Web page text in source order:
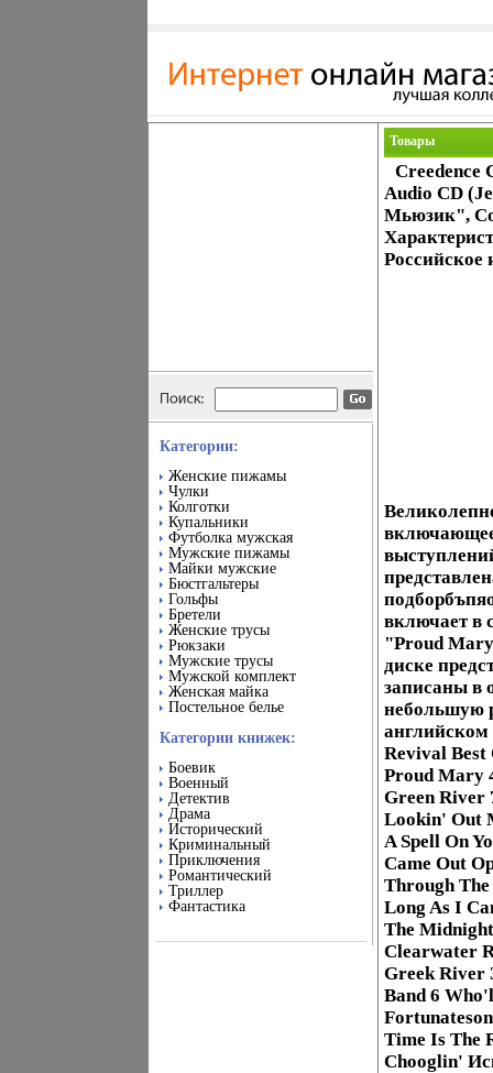
Категории:
Женские пижамы
Чулки
Колготки
Купальники
Футболка мужская
Мужские пижамы
Майки мужские
Бюстгальтеры
Гольфы
Бретели
Женские трусы
Рюкзаки
Мужские трусы
Мужской комплект
Женская майка
Постельное белье
Категории книжек:
Боевик
Военный
Детектив
Драма
Исторический
Криминальный
Приключения
Романтический
Триллер
Фантастика
Товары
Creedence
Audio CD
Мьюзик",
Российское
включает в
"Proud
диске
записаны в
небольшую
английском
Revival Best
Proud Mary
Green River
Lookin' Out
A Spell On
Came Out
Through
Long As I
The
Clearwater
Greek River
Band 6
Time Is The
Chooglin'